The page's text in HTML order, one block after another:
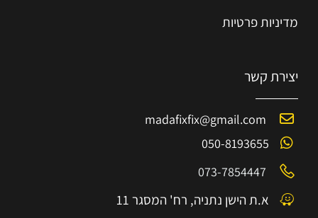
מדיניות פרטיות
יצירת קשר
madafixfix@gmail.com
050-8193655
073-7854447
א.ת הישן נתניה, רח' המסגר 11